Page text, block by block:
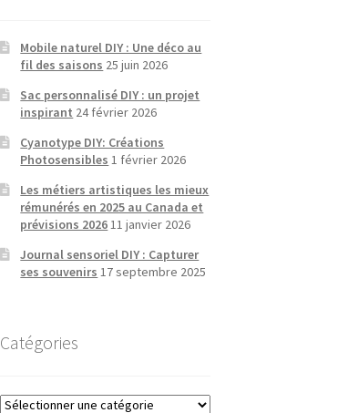
Mobile naturel DIY : Une déco au
fil des saisons 25 juin 2026
Sac personnalisé DIY : un projet
inspirant 24 février 2026
Cyanotype DIY: Créations
Photosensibles 1 février 2026
Les métiers artistiques les mieux
rémunérés en 2025 au Canada et
prévisions 202611 janvier 2026
Journal sensoriel DIY : Capturer
ses souvenirs 17 septembre 2025
Catégories
Catégories